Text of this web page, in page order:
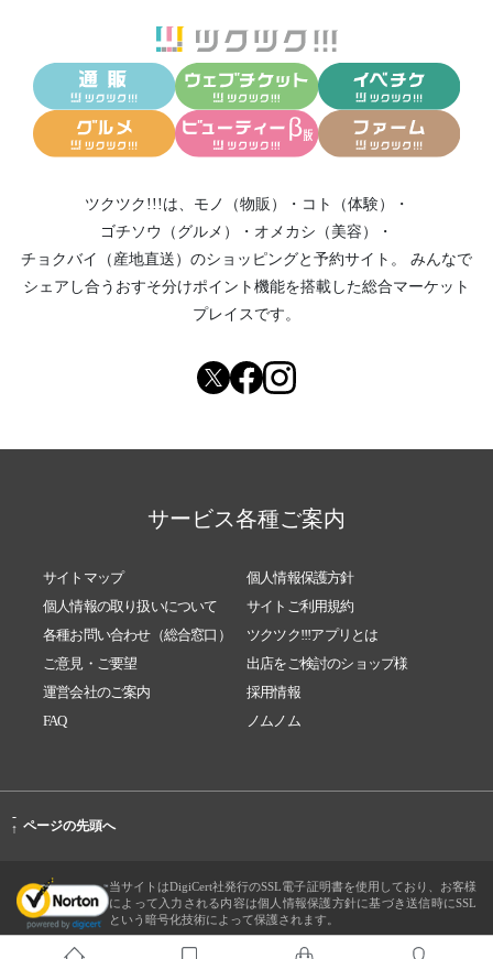
ツクツク!!!は、 モノ（物販） ・ コト（体験）
・
ゴチソウ（グルメ）
・ オメカシ（美容）
・
チョクバイ（産地直送） のショッピングと予約サイト。
みんなで
シェアし合う おすそ分けポイント機能を搭載した総合マーケット
プレイスです。
サービス各種ご案内
サイトマップ
個人情報保護方針
個人情報の取り扱いについて
サイトご利用規約
各種お問い合わせ（総合窓口）
ツクツク!!!アプリとは
ご意見・ご要望
出店をご検討のショップ様
運営会社のご案内
採用情報
FAQ
ノムノム
-
↑ ページの先頭へ
当サイトはDigiCert社発行のSSL電子証明書を使用しており、お客様
によって入力される内容は個人情報保護方針に基づき送信時にSSL
という暗号化技術によって保護されます。